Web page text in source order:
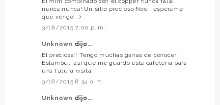
nunca nunca! Un sitio precioso Noe, ¡espérame
que vengo! :)
3/18/2015 7:00 p. m.
Unknown dijo...
El preciosa!! Tengo muchas ganas de conocer
Estambul, así que me guardo esta cafetería para
una futura visita.
3/18/2015 8:34 p. m.
Unknown dijo...